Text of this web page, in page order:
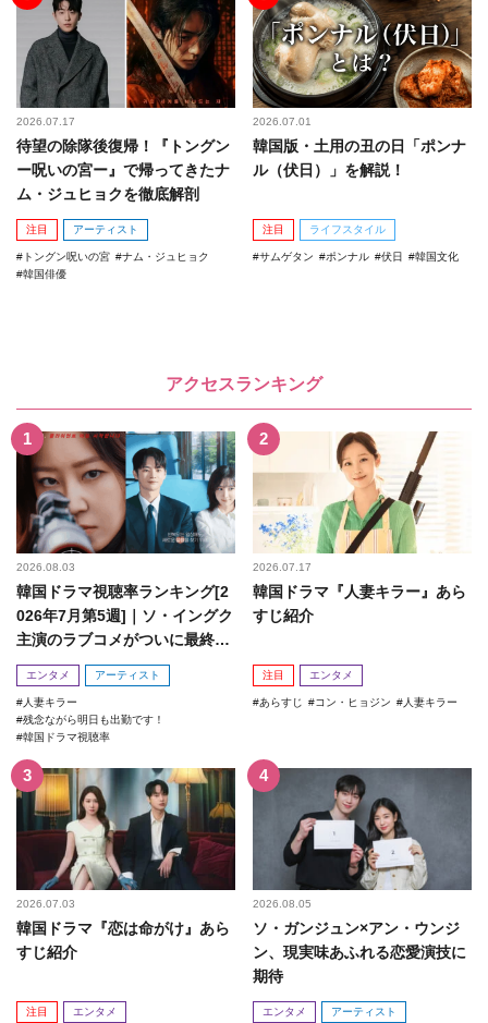
2026.07.17
待望の除隊後復帰！『トングン
ー呪いの宮ー』で帰ってきたナ
ム・ジュヒョクを徹底解剖
注目 アーティスト
トングン呪いの宮
ナム・ジュヒョク
韓国俳優
2026.07.01
韓国版・土用の丑の日「ポンナ
ル（伏日）」を解説！
注目 ライフスタイル
サムゲタン ポンナル 伏日 韓国文化
アクセスランキング
2026.08.03
韓国ドラマ視聴率ランキング[2
026年7月第5週]｜ソ・イングク
主演のラブコメがついに最終
回！
エンタメ アーティスト
人妻キラー
残念ながら明日も出勤です！
韓国ドラマ視聴率
2026.07.17
韓国ドラマ『人妻キラー』あら
すじ紹介
注目 エンタメ
あらすじ コン・ヒョジン 人妻キラー
2026.07.03
韓国ドラマ『恋は命がけ』あら
すじ紹介
注目 エンタメ
2026.08.05
ソ・ガンジュン×アン・ウンジ
ン、現実味あふれる恋愛演技に
期待
エンタメ アーティスト